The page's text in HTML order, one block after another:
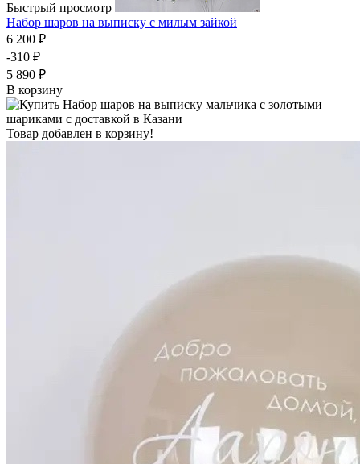
Быстрый просмотр
Набор шаров на выписку с милым зайкой
6 200 ₽
-310 ₽
5 890 ₽
В корзину
Товар добавлен в корзину!